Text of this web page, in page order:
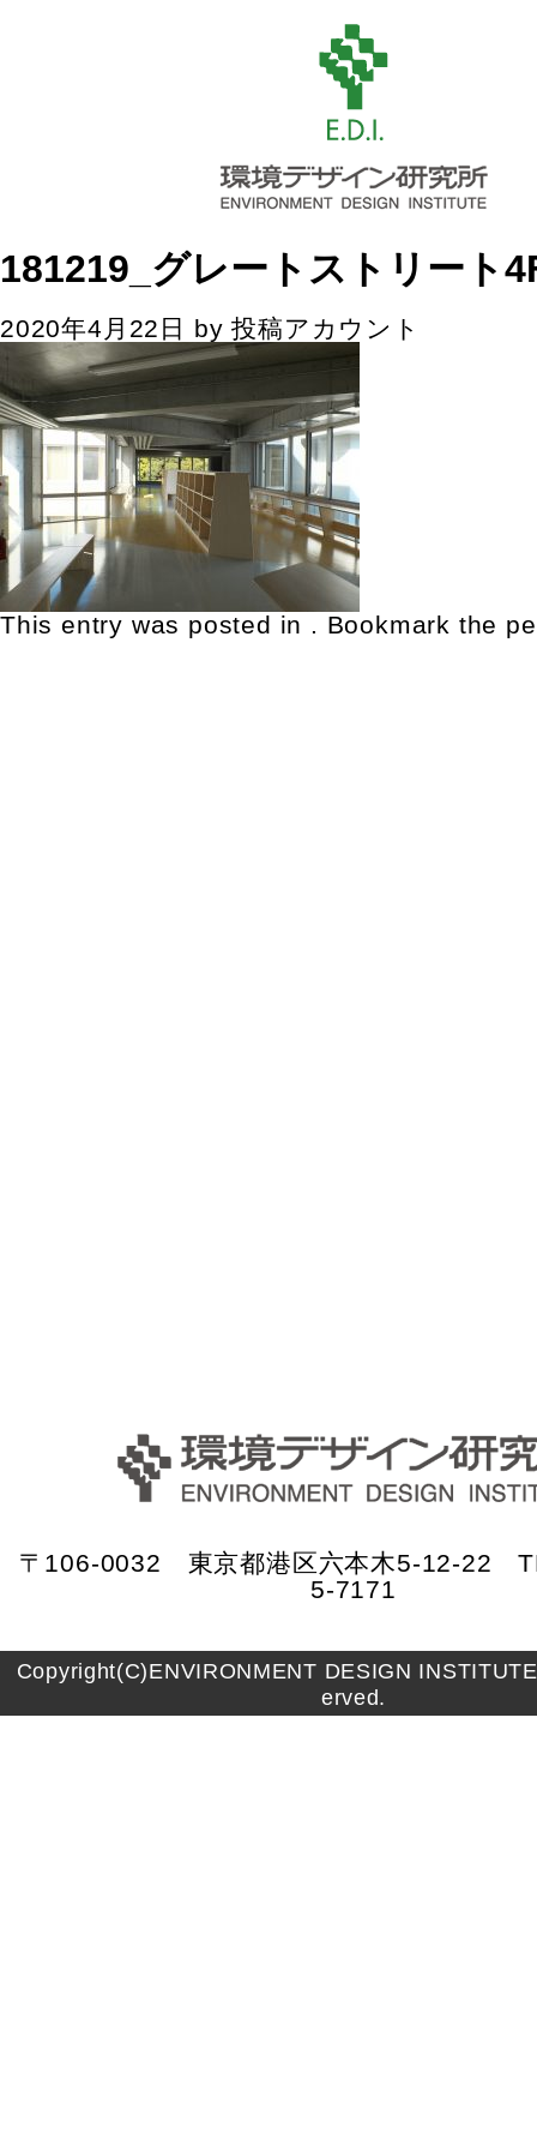
181219_グレートストリート
2020年4月22日 by投稿アカウント
This entry was posted in . Bookmark the
〒106-0032 東京都港区六本木5-12-22
5-7171
Copyright(C)ENVIRONMENT DESIGN
erved.